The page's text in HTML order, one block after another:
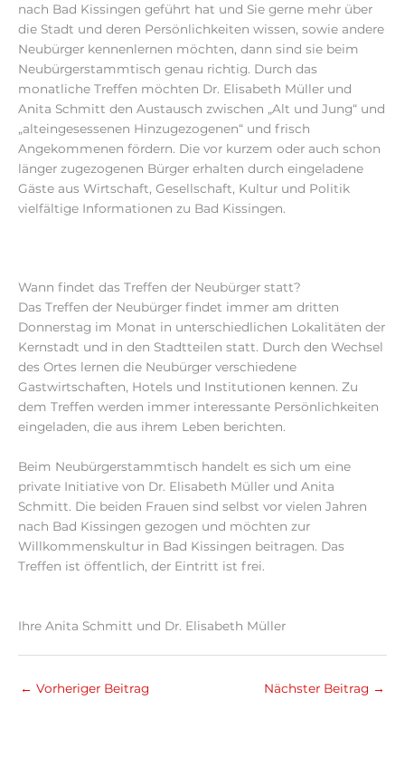
nach Bad Kissingen geführt hat und Sie gerne mehr über
die Stadt und deren Persönlichkeiten wissen, sowie andere
Neubürger kennenlernen möchten, dann sind sie beim
Neubürgerstammtisch genau richtig. Durch das
monatliche Treffen möchten Dr. Elisabeth Müller und
Anita Schmitt den Austausch zwischen „Alt und Jung“ und
„alteingesessenen Hinzugezogenen“ und frisch
Angekommenen fördern. Die vor kurzem oder auch schon
länger zugezogenen Bürger erhalten durch eingeladene
Gäste aus Wirtschaft, Gesellschaft, Kultur und Politik
vielfältige Informationen zu Bad Kissingen.
Wann findet das Treffen der Neubürger statt?
Das Treffen der Neubürger findet immer am dritten
Donnerstag im Monat in unterschiedlichen Lokalitäten der
Kernstadt und in den Stadtteilen statt. Durch den Wechsel
des Ortes lernen die Neubürger verschiedene
Gastwirtschaften, Hotels und Institutionen kennen. Zu
dem Treffen werden immer interessante Persönlichkeiten
eingeladen, die aus ihrem Leben berichten.
Beim Neubürgerstammtisch handelt es sich um eine
private Initiative von Dr. Elisabeth Müller und Anita
Schmitt. Die beiden Frauen sind selbst vor vielen Jahren
nach Bad Kissingen gezogen und möchten zur
Willkommenskultur in Bad Kissingen beitragen. Das
Treffen ist öffentlich, der Eintritt ist frei.
Ihre Anita Schmitt und Dr. Elisabeth Müller
← Vorheriger Beitrag Nächster Beitrag →